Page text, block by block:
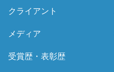
クライアント
メディア
受賞歴・表彰歴